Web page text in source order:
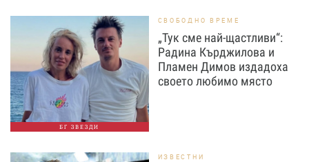
БГ ЗВЕЗДИ
СВОБОДНО ВРЕМЕ
„Тук сме най-щастливи“:
Радина Кърджилова и
Пламен Димов издадоха
своето любимо място
ИЗВЕСТНИ